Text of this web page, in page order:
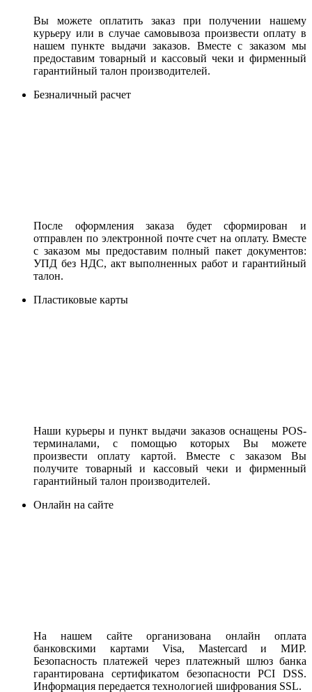
Вы можете оплатить заказ при получении нашему
курьеру или в случае самовывоза произвести оплату в
нашем пункте выдачи заказов. Вместе с заказом мы
предоставим товарный и кассовый чеки и фирменный
гарантийный талон производителей.
Безналичный расчет
После оформления заказа будет сформирован и
отправлен по электронной почте счет на оплату. Вместе
с заказом мы предоставим полный пакет документов:
УПД без НДС, акт выполненных работ и гарантийный
талон.
Пластиковые карты
Наши курьеры и пункт выдачи заказов оснащены POS-
терминалами, с помощью которых Вы можете
произвести оплату картой. Вместе с заказом Вы
получите товарный и кассовый чеки и фирменный
гарантийный талон производителей.
Онлайн на сайте
На нашем сайте организована онлайн оплата
банковскими картами Visa, Mastercard и МИР.
Безопасность платежей через платежный шлюз банка
гарантирована сертификатом безопасности PCI DSS.
Информация передается технологией шифрования SSL.